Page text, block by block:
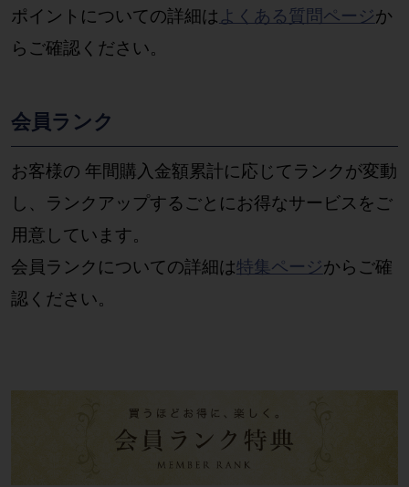
ポイントについての詳細は よくある質問ページか
らご確認ください。
会員ランク
お客様の 年間購入金額累計に応じてランクが変動
し、ランクアップするごとにお得なサービスをご
用意しています。
会員ランクについての詳細は特集ページからご確
認ください。